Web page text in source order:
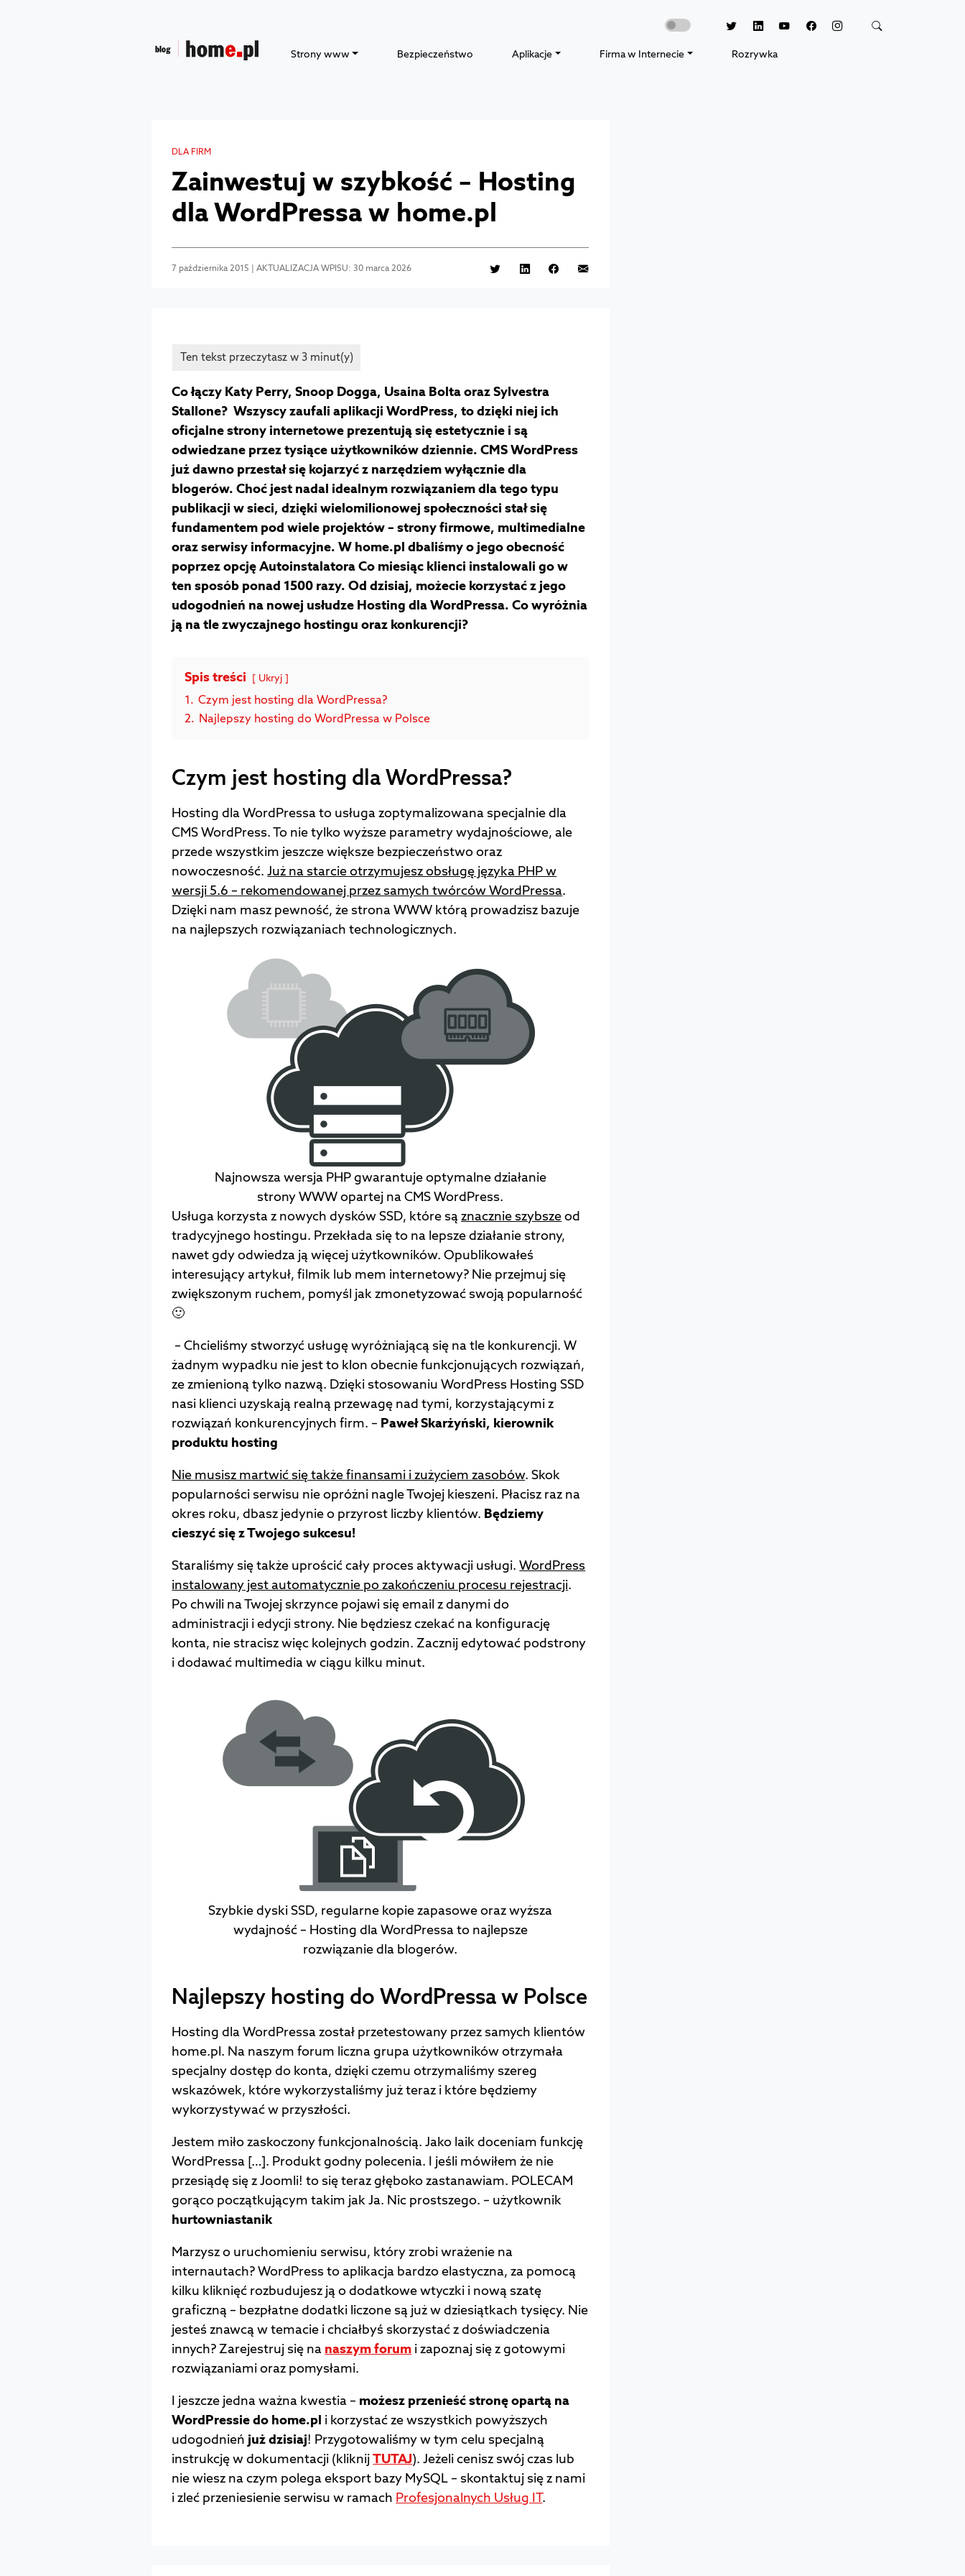
Strony www Bezpieczeństwo Aplikacje Firma w Internecie Rozrywka
DLA FIRM
Zainwestuj w szybkość – Hosting
dla WordPressa w home.pl
7 października 2015 | AKTUALIZACJA WPISU: 30 marca 2026
Co łączy Katy Perry, Snoop Dogga, Usaina Bolta oraz Sylvestra
Stallone? Wszyscy zaufali aplikacji WordPress, to dzięki niej ich
oficjalne strony internetowe prezentują się estetycznie i są
odwiedzane przez tysiące użytkowników dziennie. CMS WordPress
już dawno przestał się kojarzyć z narzędziem wyłącznie dla
blogerów. Choć jest nadal idealnym rozwiązaniem dla tego typu
publikacji w sieci, dzięki wielomilionowej społeczności stał się
fundamentem pod wiele projektów – strony firmowe, multimedialne
oraz serwisy informacyjne. W home.pl dbaliśmy o jego obecność
poprzez opcję Autoinstalatora Co miesiąc klienci instalowali go w
ten sposób ponad 1500 razy. Od dzisiaj, możecie korzystać z jego
udogodnień na nowej usłudze Hosting dla WordPressa. Co wyróżnia
ją na tle zwyczajnego hostingu oraz konkurencji?
Spis treści Ukryj
1. Czym jest hosting dla WordPressa?
2. Najlepszy hosting do WordPressa w Polsce
Czym jest hosting dla WordPressa?
Hosting dla WordPressa to usługa zoptymalizowana specjalnie dla
CMS WordPress. To nie tylko wyższe parametry wydajnościowe, ale
przede wszystkim jeszcze większe bezpieczeństwo oraz
nowoczesność.Już na starcie otrzymujesz obsługę języka PHP w
wersji 5.6 – rekomendowanej przez samych twórców WordPressa.
Dzięki nam masz pewność, że strona WWW którą prowadzisz bazuje
na najlepszych rozwiązaniach technologicznych.
Najnowsza wersja PHP gwarantuje optymalne działanie
strony WWW opartej na CMS WordPress.
Usługa korzysta z nowych dysków SSD, które sąznacznie szybszeod
tradycyjnego hostingu. Przekłada się to na lepsze działanie strony,
nawet gdy odwiedza ją więcej użytkowników. Opublikowałeś
interesujący artykuł, filmik lub mem internetowy? Nie przejmuj się
zwiększonym ruchem, pomyśl jak zmonetyzować swoją popularność
🙂
– Chcieliśmy stworzyć usługę wyróżniającą się na tle konkurencji. W
żadnym wypadku nie jest to klon obecnie funkcjonujących rozwiązań,
ze zmienioną tylko nazwą. Dzięki stosowaniu WordPress Hosting SSD
nasi klienci uzyskają realną przewagę nad tymi, korzystającymi z
rozwiązań konkurencyjnych firm. – Paweł Skarżyński, kierownik
produktu hosting
Nie musisz martwić się także finansami i zużyciem zasobów. Skok
popularności serwisu nie opróżni nagle Twojej kieszeni. Płacisz raz na
okres roku, dbasz jedynie o przyrost liczby klientów. Będziemy
cieszyć się z Twojego sukcesu!
Staraliśmy się także uprościć cały proces aktywacji usługi.WordPress
instalowany jest automatycznie po zakończeniu procesu rejestracji.
Po chwili na Twojej skrzynce pojawi się email z danymi do
administracji i edycji strony. Nie będziesz czekać na konfigurację
konta, nie stracisz więc kolejnych godzin. Zacznij edytować podstrony
i dodawać multimedia w ciągu kilku minut.
Szybkie dyski SSD, regularne kopie zapasowe oraz wyższa
wydajność – Hosting dla WordPressa to najlepsze
rozwiązanie dla blogerów.
Najlepszy hosting do WordPressa w Polsce
Hosting dla WordPressa został przetestowany przez samych klientów
home.pl. Na naszym forum liczna grupa użytkowników otrzymała
specjalny dostęp do konta, dzięki czemu otrzymaliśmy szereg
wskazówek, które wykorzystaliśmy już teraz i które będziemy
wykorzystywać w przyszłości.
Jestem miło zaskoczony funkcjonalnością. Jako laik doceniam funkcję
WordPressa […]. Produkt godny polecenia. I jeśli mówiłem że nie
przesiądę się z Joomli! to się teraz głęboko zastanawiam. POLECAM
gorąco początkującym takim jak Ja. Nic prostszego. – użytkownik
hurtowniastanik
Marzysz o uruchomieniu serwisu, który zrobi wrażenie na
internautach? WordPress to aplikacja bardzo elastyczna, za pomocą
kilku kliknięć rozbudujesz ją o dodatkowe wtyczki i nową szatę
graficzną – bezpłatne dodatki liczone są już w dziesiątkach tysięcy. Nie
jesteś znawcą w temacie i chciałbyś skorzystać z doświadczenia
innych? Zarejestruj się na naszym forum i zapoznaj się z gotowymi
rozwiązaniami oraz pomysłami.
I jeszcze jedna ważna kwestia – możesz przenieść stronę opartą na
WordPressie do home.pl i korzystać ze wszystkich powyższych
udogodnień już dzisiaj! Przygotowaliśmy w tym celu specjalną
instrukcję w dokumentacji (kliknijTUTAJ). Jeżeli cenisz swój czas lub
nie wiesz na czym polega eksport bazy MySQL – skontaktuj się z nami
i zleć przeniesienie serwisu w ramach Profesjonalnych Usług IT.